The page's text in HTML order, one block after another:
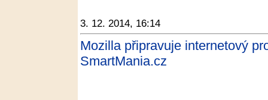
3. 12. 2014, 16:14
Mozilla připravuje internetový
SmartMania.cz